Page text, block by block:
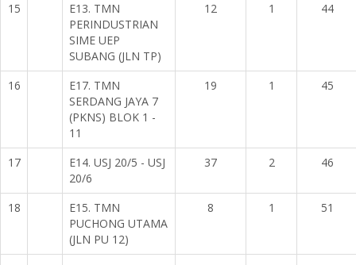
15
E13. TMN
PERINDUSTRIAN
SIME UEP
SUBANG (JLN TP)
12 1 44
16
E17. TMN
SERDANG JAYA 7
(PKNS) BLOK 1 -
11
19 1 45
17
E14. USJ 20/5 - USJ
20/6
37 2 46
18
E15. TMN
PUCHONG UTAMA
(JLN PU 12)
8 1 51